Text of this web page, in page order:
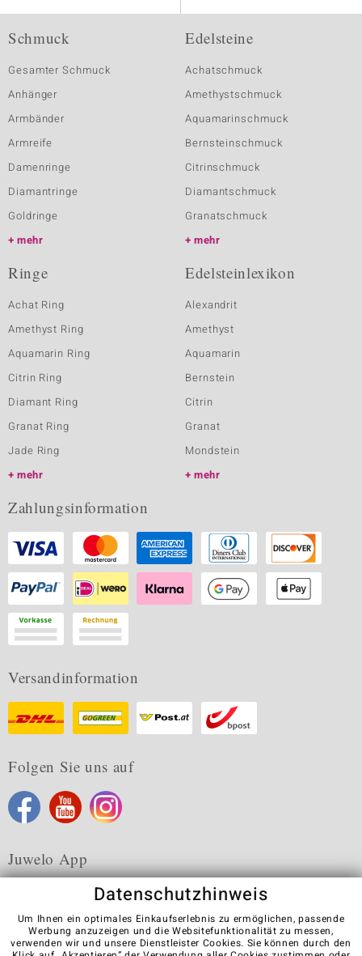
Schmuck
Gesamter Schmuck
Anhänger
Armbänder
Armreife
Damenringe
Diamantringe
Goldringe
mehr
Edelsteine
Achatschmuck
Amethystschmuck
Aquamarinschmuck
Bernsteinschmuck
Citrinschmuck
Diamantschmuck
Granatschmuck
mehr
Ringe
Achat Ring
Amethyst Ring
Aquamarin Ring
Citrin Ring
Diamant Ring
Granat Ring
Jade Ring
mehr
Edelsteinlexikon
Alexandrit
Amethyst
Aquamarin
Bernstein
Citrin
Granat
Mondstein
mehr
Zahlungsinformation
Versandinformation
Folgen Sie uns auf
Juwelo App
Karriere AGB Datenschutz Cookies
Impressum
Datenschutzhinweis
Um Ihnen ein optimales Einkaufserlebnis zu ermöglichen, passende
Werbung anzuzeigen und die Websitefunktionalität zu messen,
verwenden wir und unsere Dienstleister Cookies. Sie können durch den